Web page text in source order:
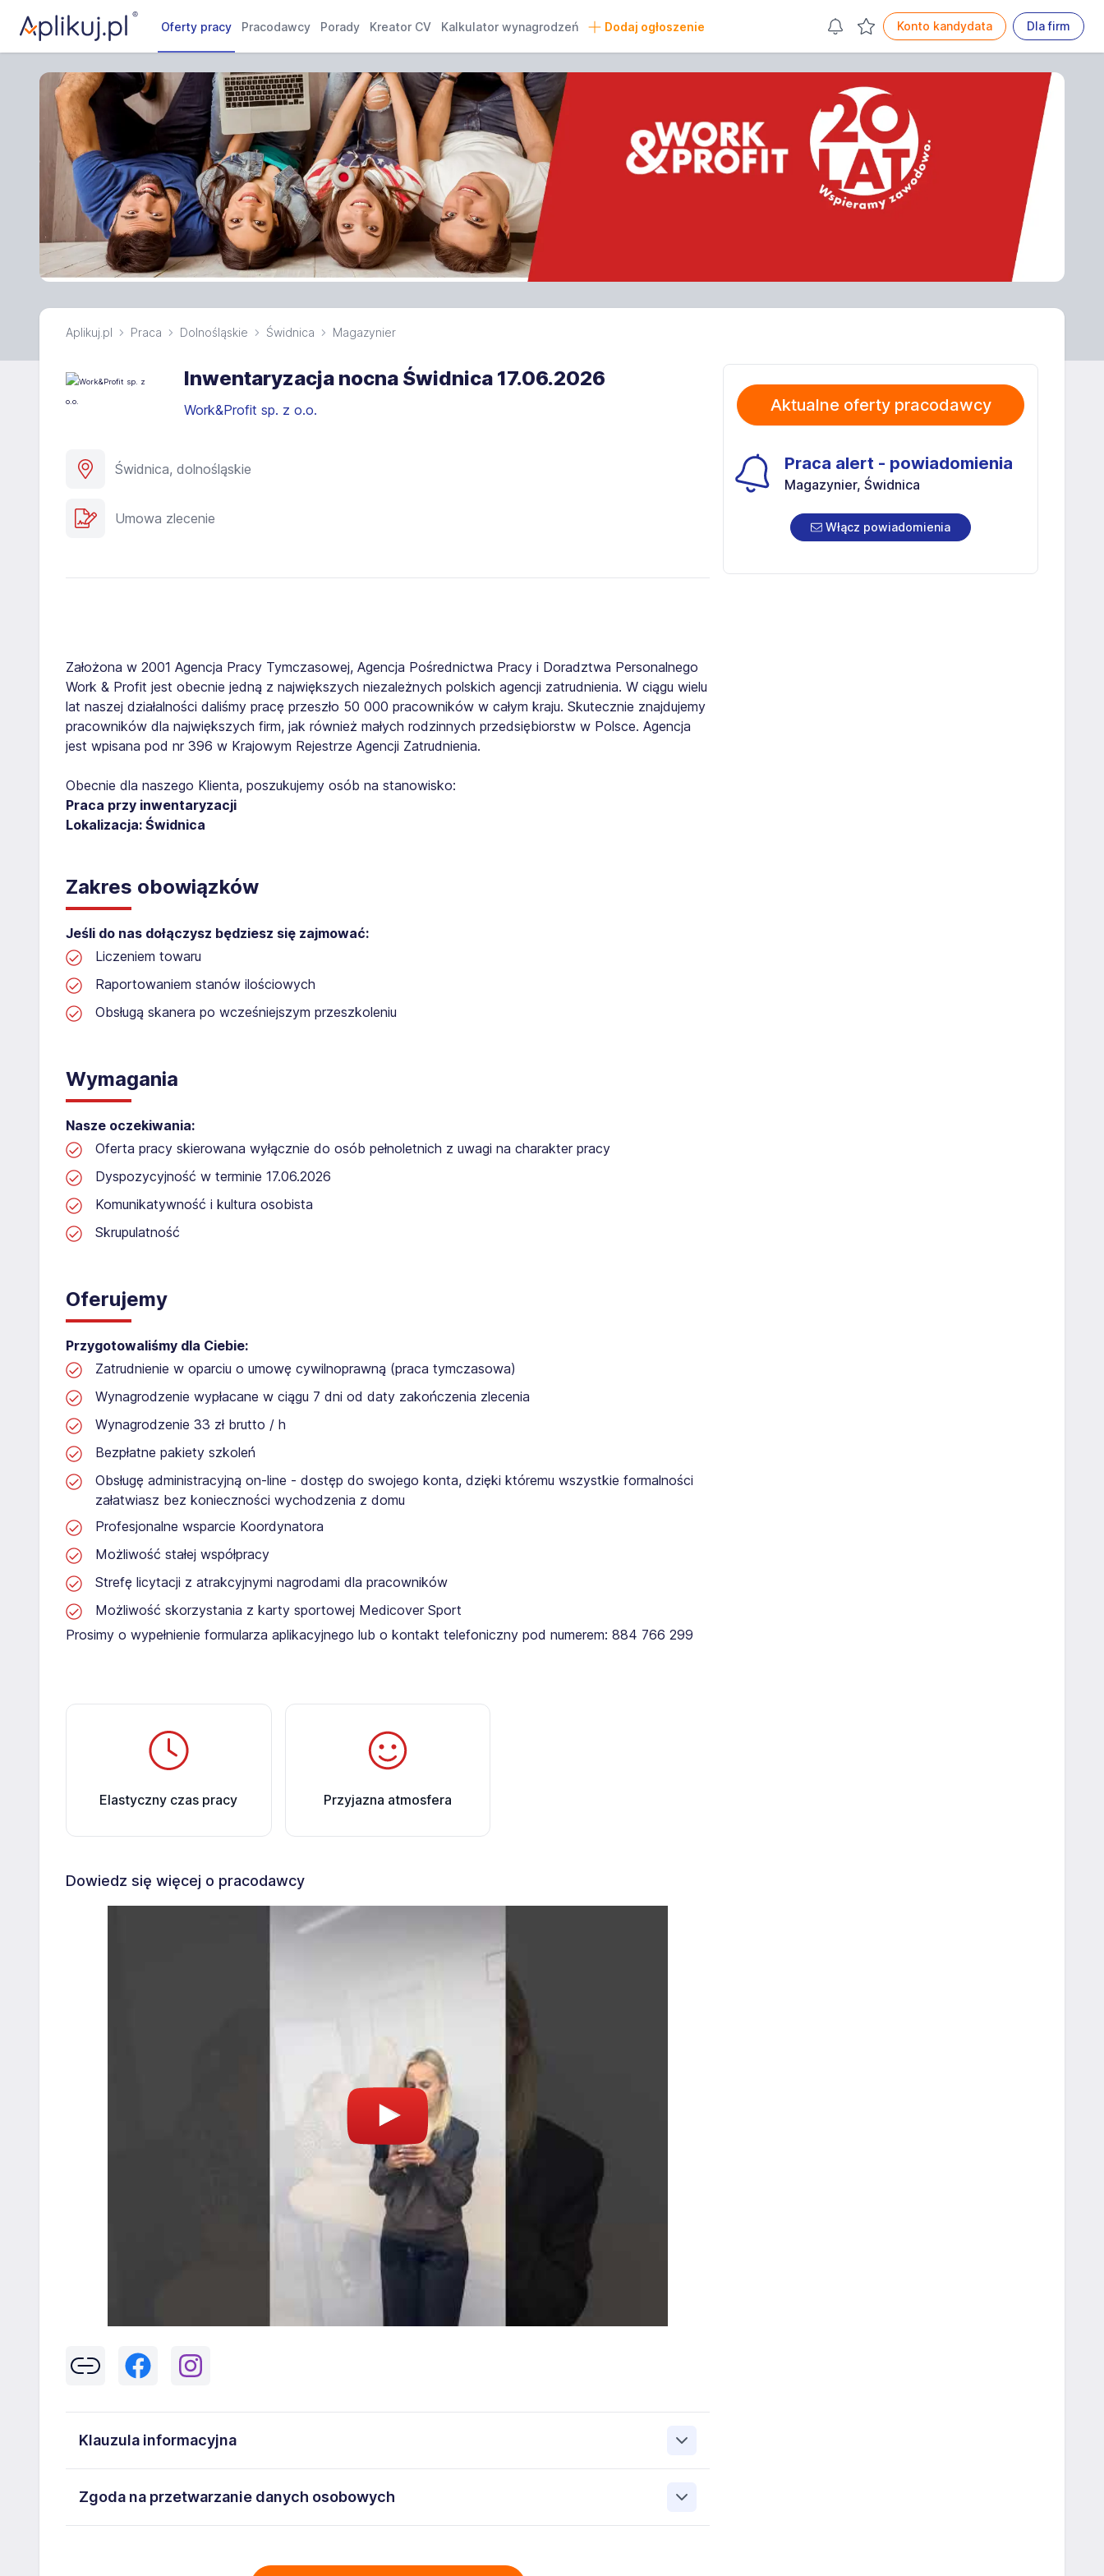
Oferty pracy Pracodawcy Porady Kreator CV Kalkulator wynagrodzeń Dodaj ogłoszenie Konto kandydata Dla firm
Aplikuj.pl Praca Dolnośląskie Świdnica Magazynier
Inwentaryzacja nocna Świdnica 17.06.2026​
Work&Profit sp. z o.o.
Świdnica, dolnośląskie
Umowa zlecenie
Założona w 2001 Agencja Pracy Tymczasowej, Agencja Pośrednictwa Pracy i Doradztwa Personalnego
Work & Profit jest obecnie jedną z największych niezależnych polskich agencji zatrudnienia. W ciągu wielu
lat naszej działalności daliśmy pracę przeszło 50 000 pracowników w całym kraju. Skutecznie znajdujemy
pracowników dla największych firm, jak również małych rodzinnych przedsiębiorstw w Polsce. Agencja
jest wpisana pod nr 396 w Krajowym Rejestrze Agencji Zatrudnienia.
Obecnie dla naszego Klienta, poszukujemy osób na stanowisko:
Praca przy inwentaryzacji
Lokalizacja: Świdnica​​
Zakres obowiązków
Jeśli do nas dołączysz będziesz się zajmować:
Liczeniem towaru
Raportowaniem stanów ilościowych
Obsługą skanera po wcześniejszym przeszkoleniu
Wymagania
Nasze oczekiwania:
Oferta pracy skierowana wyłącznie do osób pełnoletnich z uwagi na charakter pracy
Dyspozycyjność w terminie 17.06.2026
Komunikatywność i kultura osobista
Skrupulatność
Oferujemy
Przygotowaliśmy dla Ciebie:
Zatrudnienie w oparciu o umowę cywilnoprawną (praca tymczasowa)
Wynagrodzenie wypłacane w ciągu 7 dni od daty zakończenia zlecenia
Wynagrodzenie 33 zł brutto / h
Bezpłatne pakiety szkoleń
Obsługę administracyjną on-line - dostęp do swojego konta, dzięki któremu wszystkie formalności
załatwiasz bez konieczności wychodzenia z domu
Profesjonalne wsparcie Koordynatora
Możliwość stałej współpracy
Strefę licytacji z atrakcyjnymi nagrodami dla pracowników
Możliwość skorzystania z karty sportowej Medicover Sport
Prosimy o wypełnienie formularza aplikacyjnego lub o kontakt telefoniczny pod numerem: 884 766 299​
Elastyczny czas pracy Przyjazna atmosfera
Dowiedz się więcej o pracodawcy
Klauzula informacyjna
43-300 Bielsko-Biała danych osobowych zawartych w zgłoszeniu rekrutacyjnym w celu prowadzenia rekrutacji
Zgoda na przetwarzanie danych osobowych
43-300 Bielsko-Biała ul. 11 Listopada 60-62 , NIP: 5471988634 zawartych w załączonych dokumentach
Aktualne oferty pracodawcy
Praca alert - powiadomienia
Magazynier, Świdnica
Włącz powiadomienia